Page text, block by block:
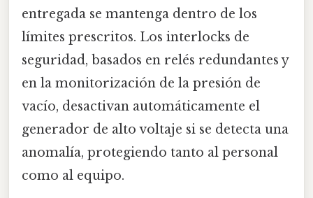
entregada se mantenga dentro de los
límites prescritos. Los interlocks de
seguridad, basados en relés redundantes y
en la monitorización de la presión de
vacío, desactivan automáticamente el
generador de alto voltaje si se detecta una
anomalía, protegiendo tanto al personal
como al equipo.